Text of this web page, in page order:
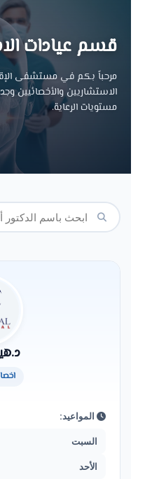
قسم عيادات
مرحباً بكم في مستشفى
الاستشاريين والأخصائيين
مستويات الرعاية.
المواعيد:
السبت
الأحد